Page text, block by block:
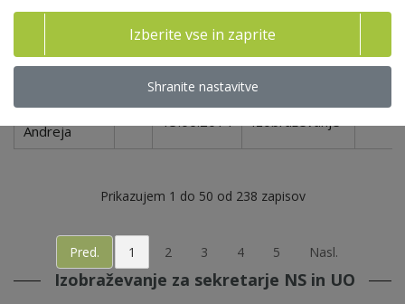
10.12.2021 Izobraževanje
06.11.2020
Gostinčar
Andreja
13.06.2014 Izobraževanje
Prikazujem 1 do 50 od 238 zapisov
Pred. 1 2 3 4 5 Nasl.
Izobraževanje za sekretarje NS in UO
Izberite vse in zaprite
Shranite nastavitve